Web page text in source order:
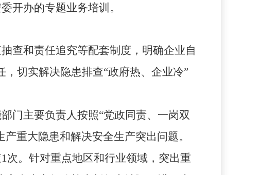
开办的专题业务培训。
查和责任追究等配套制度，明确企业自
切实解决隐患排查“政府热、企业冷”
门主要负责人按照“党政同责、一岗双
重大隐患和解决安全生产突出问题。
1次。针对重点地区和行业领域，突出重